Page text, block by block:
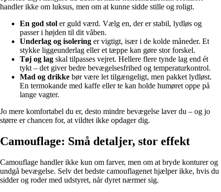
handler ikke om luksus, men om at kunne sidde stille og roligt.
En god stol er guld værd. Vælg en, der er stabil, lydløs og
passer i højden til dit våben.
Underlag og isolering er vigtigt, især i de kolde måneder. Et
stykke liggeunderlag eller et tæppe kan gøre stor forskel.
Tøj og lag skal tilpasses vejret. Hellere flere tynde lag end ét
tykt – det giver bedre bevægelsesfrihed og temperaturkontrol.
Mad og drikke bør være let tilgængeligt, men pakket lydløst.
En termokande med kaffe eller te kan holde humøret oppe på
lange vagter.
Jo mere komfortabel du er, desto mindre bevægelse laver du – og jo
større er chancen for, at vildtet ikke opdager dig.
Camouflage: Små detaljer, stor effekt
Camouflage handler ikke kun om farver, men om at bryde konturer og
undgå bevægelse. Selv det bedste camouflagenet hjælper ikke, hvis du
sidder og roder med udstyret, når dyret nærmer sig.